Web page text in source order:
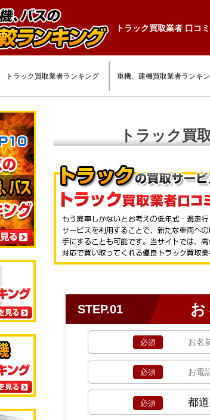
トラック買取業者 口コ
トラック買取業者ランキング 重機、建機買取業者ランキ
トラック買
STEP.01
必須
必須
必須